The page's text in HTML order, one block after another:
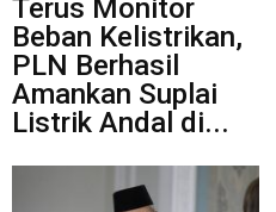
Terus Monitor
Beban Kelistrikan,
PLN Berhasil
Amankan Suplai
Listrik Andal di...